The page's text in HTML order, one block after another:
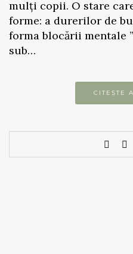
mulți copii. O stare
forme: a durerilor de
forma blocării mentale
sub…
CITEȘTE